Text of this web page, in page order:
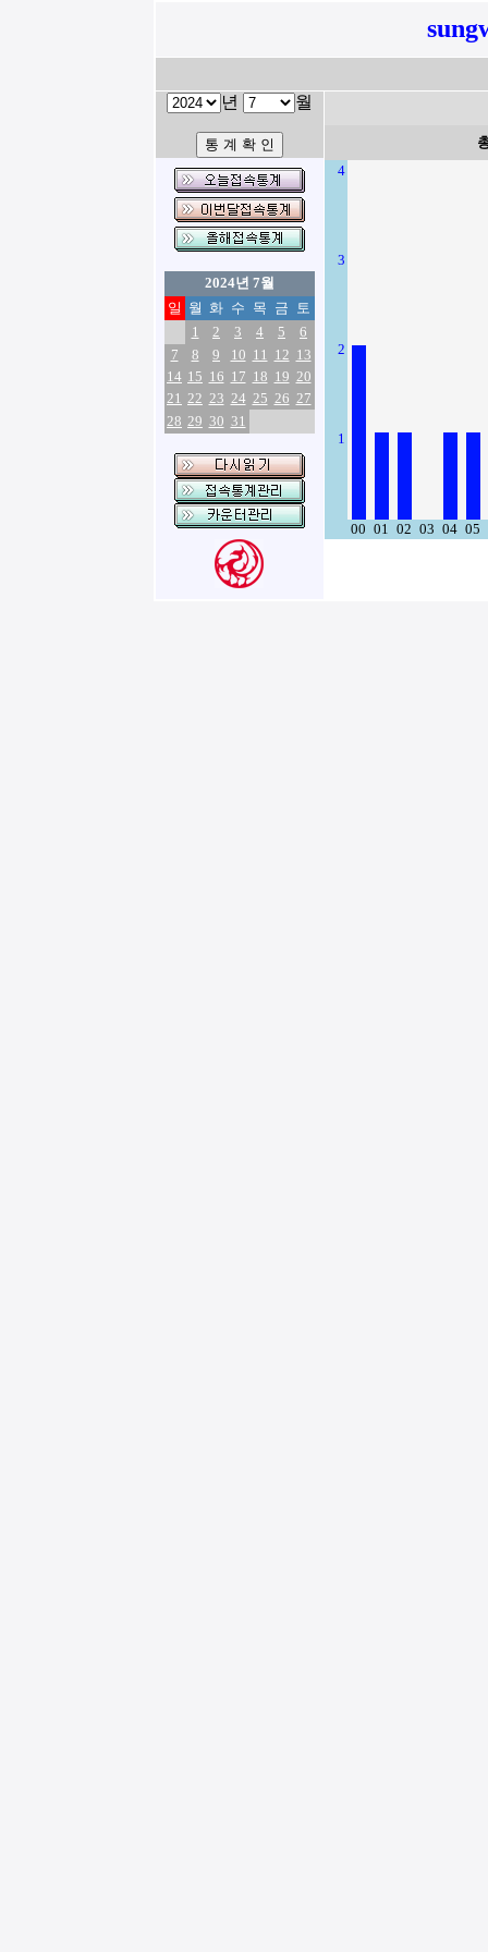
년 월
2024년 7월
일 월 화 수 목 금 토
1
2 3 4 5
6
7
8 9 10 11 12 13
14 15 16 17 18 19 20
21 22 23 24 25 26 27
28 29 30 31
4
3
2
1
00 01 02 03 04 05